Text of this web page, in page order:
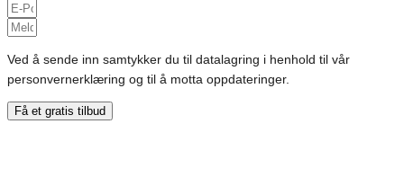
Ved å sende inn samtykker du til datalagring i henhold til vår
personvernerklæring og til å motta oppdateringer.
Få et gratis tilbud